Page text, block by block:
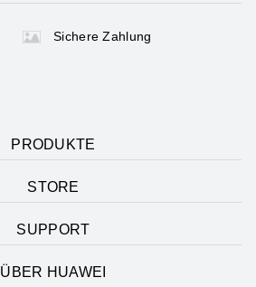
Sichere Zahlung
PRODUKTE
STORE
SUPPORT
ÜBER HUAWEI